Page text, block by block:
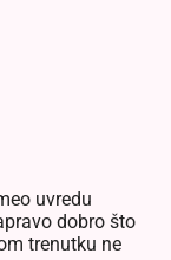
uvredu
dobro što
trenutku ne